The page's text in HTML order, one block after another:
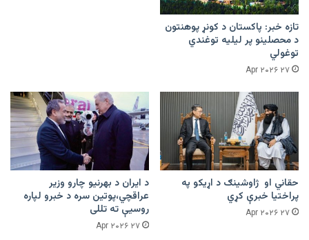
تازه خبر: پاکستان د کونړ پوهنتون
د محصلینو پر لیلیه توغندي
توغولي
۲۷ Apr ۲۰۲۶
حقاني او ژاوشینګ د اړیکو په
پراختیا خبرې کړي
۲۷ Apr ۲۰۲۶
د ایران د بهرنیو چارو وزیر
عراقچي،پوتین سره د خبرو لپاره
روسیې ته تللی
۲۷ Apr ۲۰۲۶